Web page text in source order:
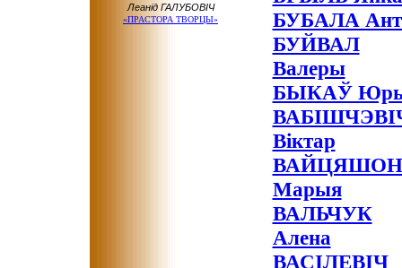
Леанід ГАЛУБОВІЧ
«ПРАСТОРА ТВОРЦЫ»
БУБАЛА
БУЙВАЛ
Валеры
БЫКАЎ
Віктар
Марыя
ВАЛЬЧУК
Алена
ВАСІЛЕВІЧ